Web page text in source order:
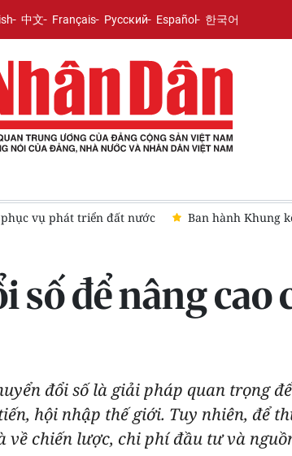
中文 Français Русский Español 한국어
Ban hành Khung kế hoạch thời gian năm học, áp
số để nâng cao
đổi số là giải pháp quan trọng
hội nhập thế giới. Tuy nhiên, để
chiến lược, chi phí đầu tư và